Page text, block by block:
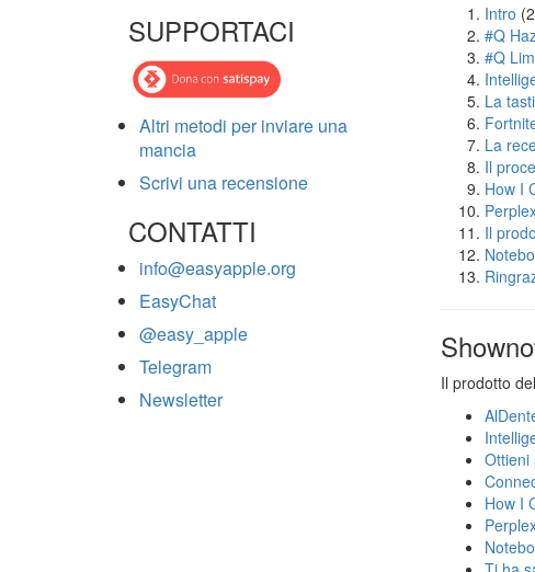
SUPPORTACI
Altri metodi per inviare una
mancia
Scrivi una recensione
CONTATTI
info@easyapple.org
EasyChat
@easy_apple
Telegram
Newsletter
Intro
#Q
#Q
La
La
Il
How I
Il
Il prodotto
Ottieni
How I